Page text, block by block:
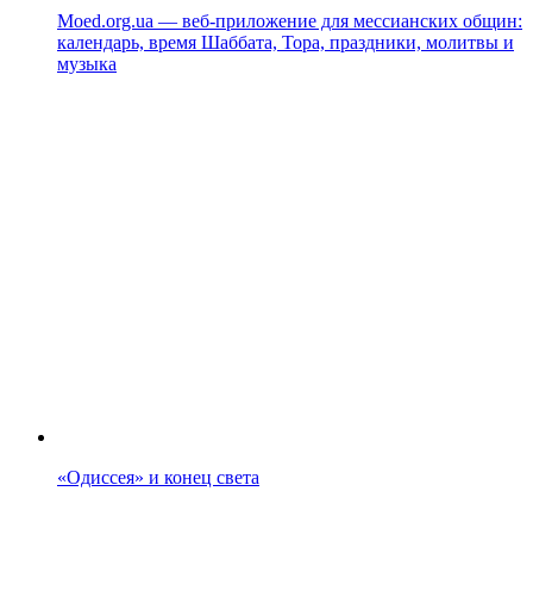
Moed.org.ua — веб-приложение для мессианских общин:
календарь, время Шаббата, Тора, праздники, молитвы и
музыка
«Одиссея» и конец света